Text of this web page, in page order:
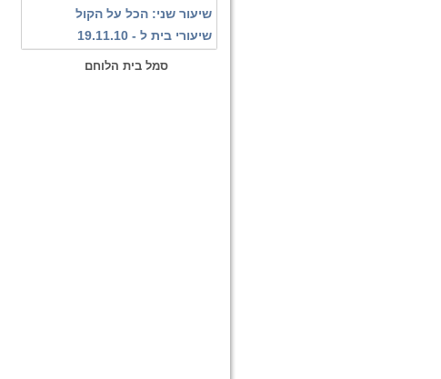
שיעור שני: הכל על הקול
שיעורי בית ל - 19.11.10
סמל בית הלוחם